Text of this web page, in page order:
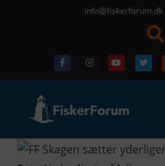
info@fiskerforum.dk